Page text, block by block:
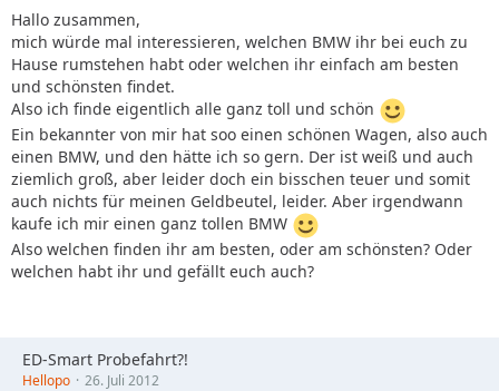
Hallo zusammen,
mich würde mal interessieren, welchen BMW ihr bei euch zu
Hause rumstehen habt oder welchen ihr einfach am besten
und schönsten findet.
Also ich finde eigentlich alle ganz toll und schön
Ein bekannter von mir hat soo einen schönen Wagen, also auch
einen BMW, und den hätte ich so gern. Der ist weiß und auch
ziemlich groß, aber leider doch ein bisschen teuer und somit
auch nichts für meinen Geldbeutel, leider. Aber irgendwann
kaufe ich mir einen ganz tollen BMW
Also welchen finden ihr am besten, oder am schönsten? Oder
welchen habt ihr und gefällt euch auch?
ED-Smart Probefahrt?!
Hellopo 26. Juli 2012